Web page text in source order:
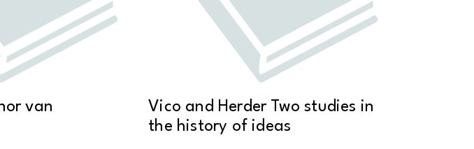
van
Vico and Herder Two studies in
the history of ideas